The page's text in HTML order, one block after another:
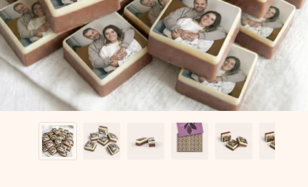
Créez quelque chose d’unique en quelques étapes – avec
son prénom, votre photo ou un message qui touche le cœur.
Sans complications, juste tout l’amour pour le moment idéal.